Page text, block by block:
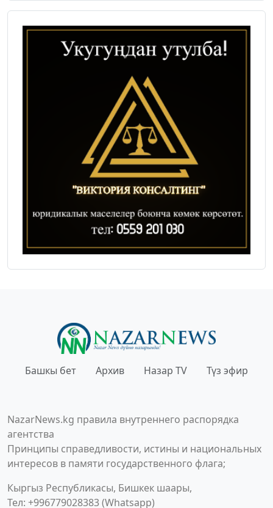
Башкы бет Архив Назар TV Түз эфир
NazarNews.kg правила внутреннего распорядка
агентства
Принципы справедливости, истины и национальных
интересов в памяти государственного флага;
Кыргыз Республикасы, Бишкек шаары,
Тел: +996779028383 (Whatsapp)